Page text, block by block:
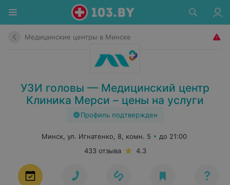
Медицинские центры в Минске
УЗИ головы — Медицинский центр
Клиника Мерси – цены на услуги
Профиль подтвержден
Минск, ул. Игнатенко, 8, комн. 5
до 21:00
433 отзыва
4.3